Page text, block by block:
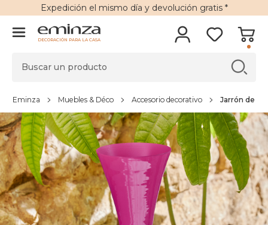
Expedición el mismo día y devolución gratis*
DECORACIÓN PARA LA CASA
Eminza Muebles & Déco Accesorio decorativo Jarrón de